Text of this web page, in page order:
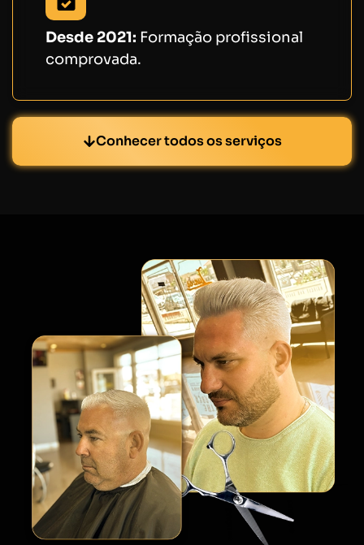
Desde 2021: Formação profissional
comprovada.
Conhecer todos os serviços